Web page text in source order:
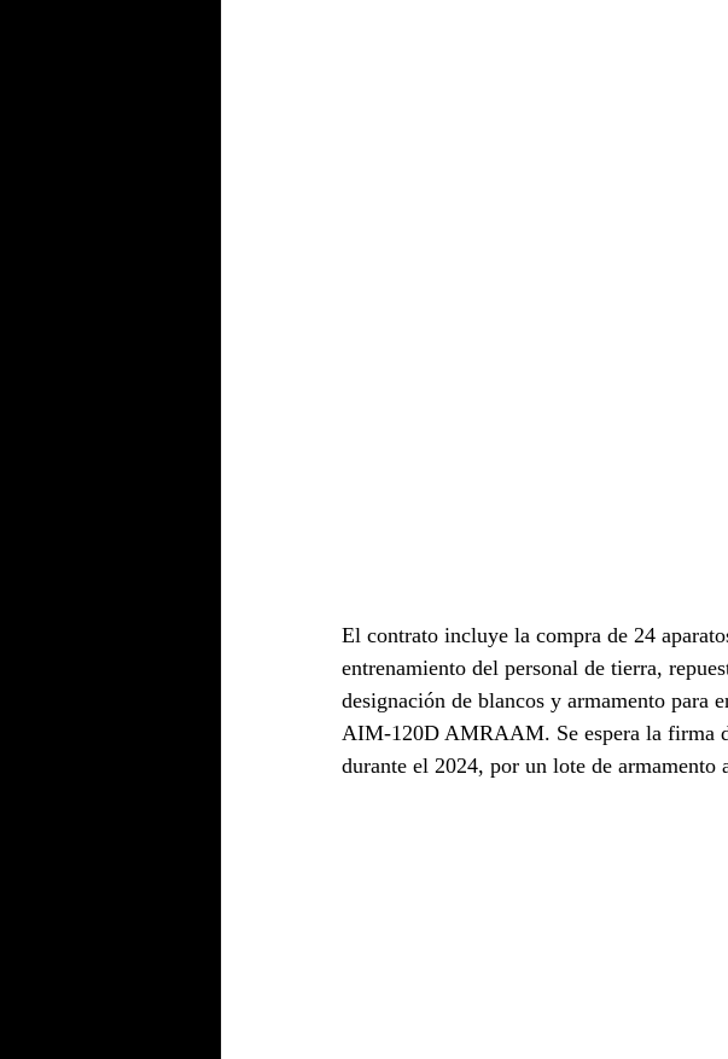
El contrato incluye la compra de 24
entrenamiento del personal de tierra,
designación de blancos y armamento
AIM-120D AMRAAM. Se espera la firma
durante el 2024, por un lote de armamento